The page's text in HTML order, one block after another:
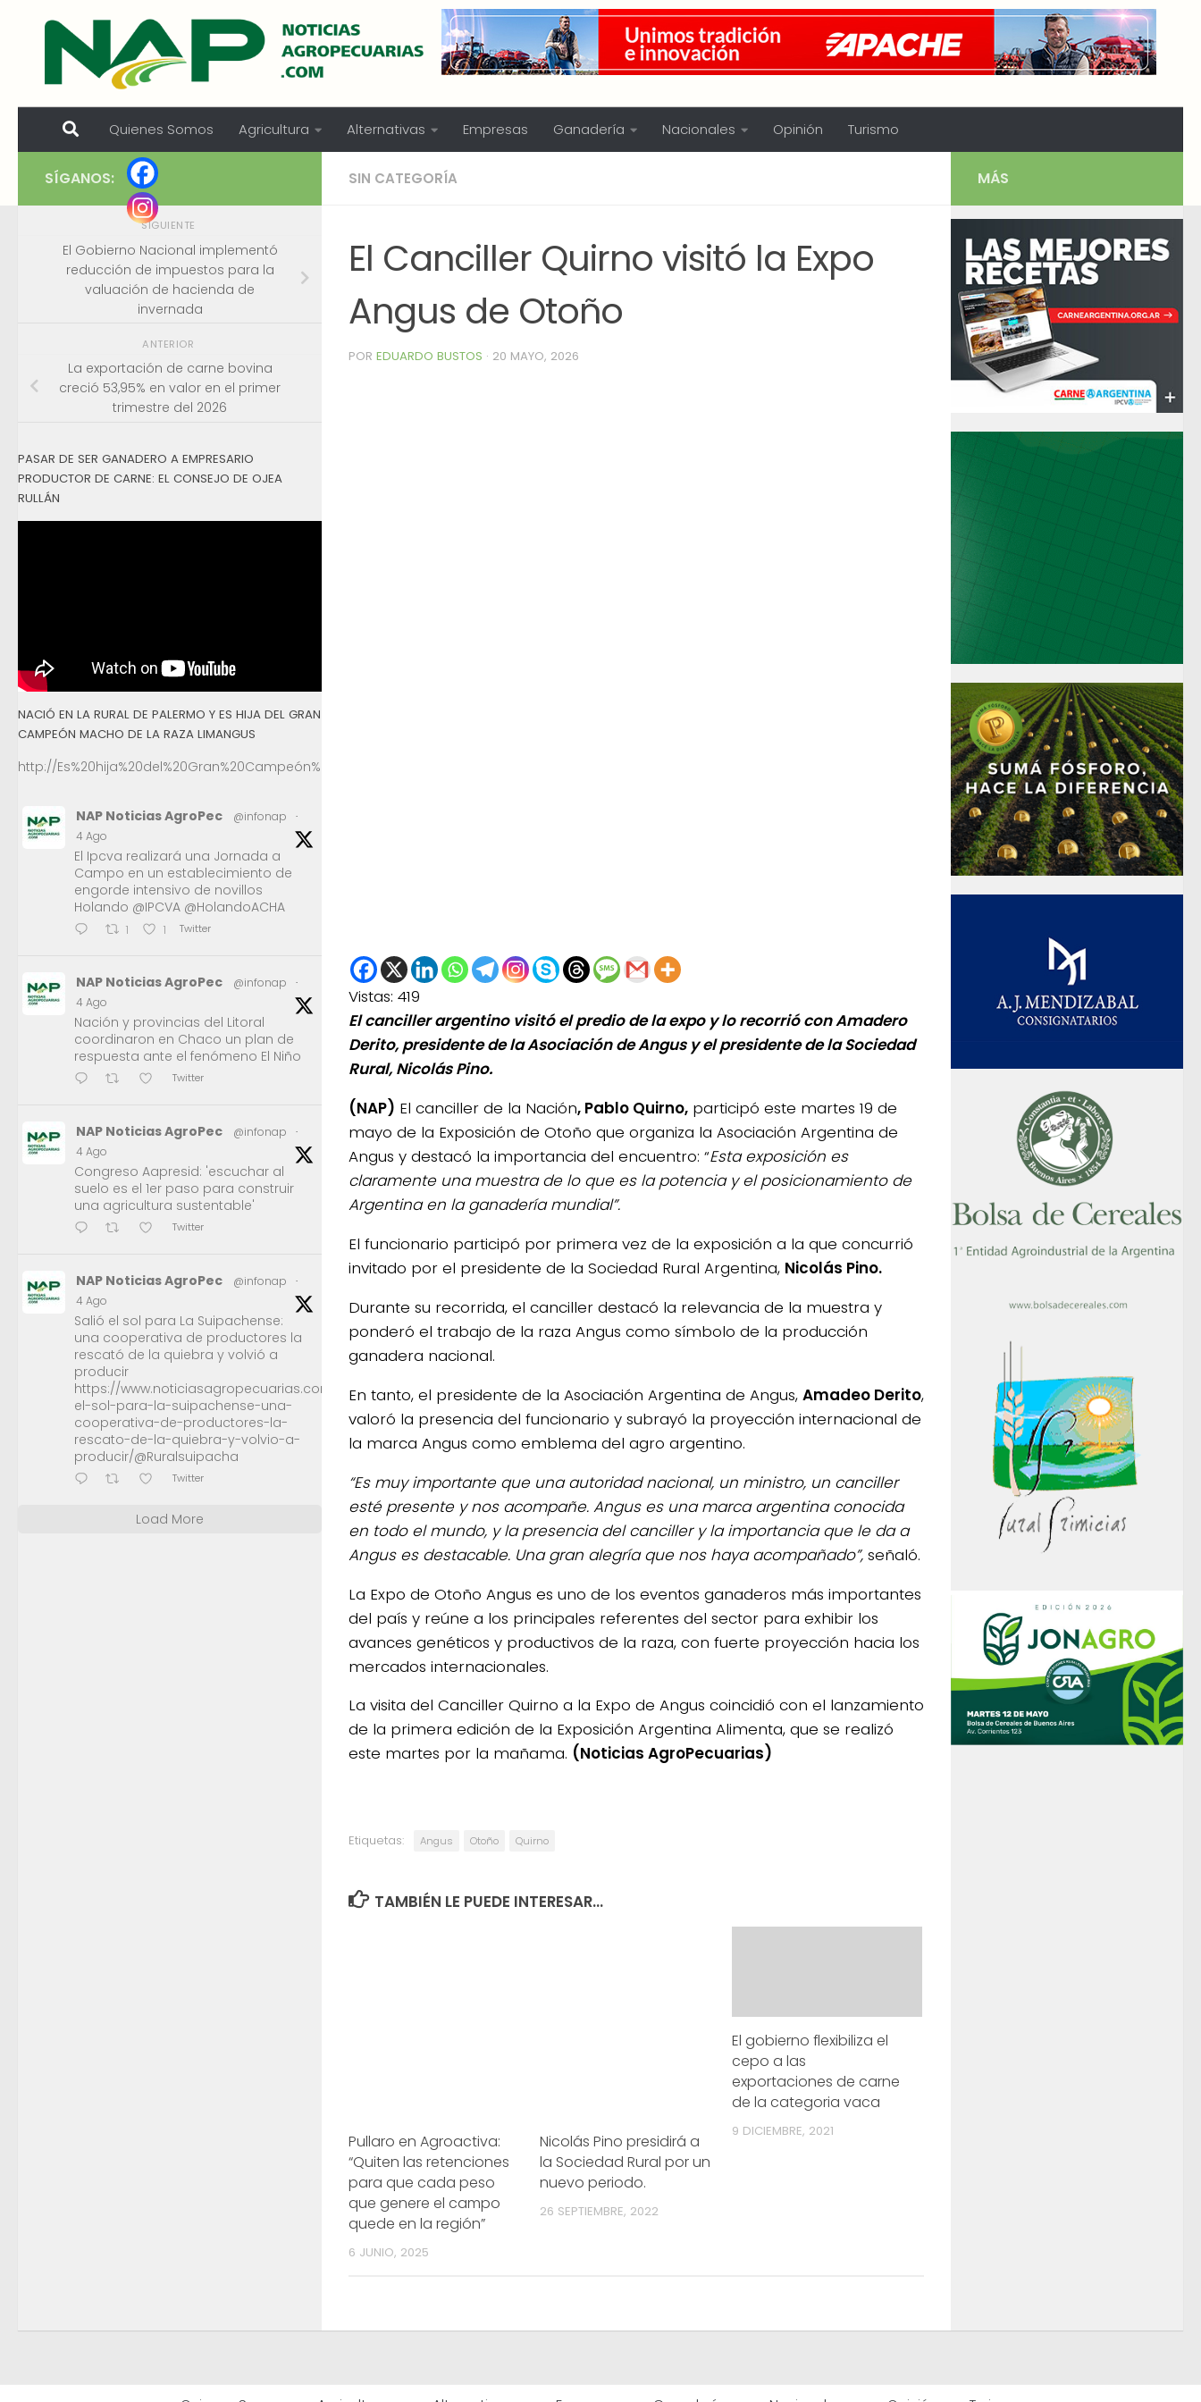
Skip to content
Quienes Somos Agricultura Alternativas Empresas Ganadería Nacionales Opinión Turismo
SIN CATEGORÍA
El Canciller Quirno visitó la Expo
Angus de Otoño
POR EDUARDO BUSTOS · 20 MAYO, 2026
Vistas: 419
El canciller argentino visitó el predio de la expo y lo recorrió con Amadero
Derito, presidente de la Asociación de Angus y el presidente de la Sociedad
Rural, Nicolás Pino.
(NAP) El canciller de la Nación, Pablo Quirno, participó este martes 19 de
mayo de la Exposición de Otoño que organiza la Asociación Argentina de
Angus y destacó la importancia del encuentro: “Esta exposición es
claramente una muestra de lo que es la potencia y el posicionamiento de
Argentina en la ganadería mundial”.
El funcionario participó por primera vez de la exposición a la que concurrió
invitado por el presidente de la Sociedad Rural Argentina, Nicolás Pino.
Durante su recorrida, el canciller destacó la relevancia de la muestra y
ponderó el trabajo de la raza Angus como símbolo de la producción
ganadera nacional.
En tanto, el presidente de la Asociación Argentina de Angus, Amadeo Derito,
valoró la presencia del funcionario y subrayó la proyección internacional de
la marca Angus como emblema del agro argentino.
“Es muy importante que una autoridad nacional, un ministro, un canciller
esté presente y nos acompañe. Angus es una marca argentina conocida
en todo el mundo, y la presencia del canciller y la importancia que le da a
Angus es destacable. Una gran alegría que nos haya acompañado”, señaló.
La Expo de Otoño Angus es uno de los eventos ganaderos más importantes
del país y reúne a los principales referentes del sector para exhibir los
avances genéticos y productivos de la raza, con fuerte proyección hacia los
mercados internacionales.
La visita del Canciller Quirno a la Expo de Angus coincidió con el lanzamiento
de la primera edición de la Exposición Argentina Alimenta, que se realizó
este martes por la mañama. (Noticias AgroPecuarias)
Etiquetas: Angus Otoño Quirno
TAMBIÉN LE PUEDE INTERESAR...
Pullaro en Agroactiva:
“Quiten las retenciones
para que cada peso
que genere el campo
quede en la región”
6 JUNIO, 2025
Nicolás Pino presidirá a
la Sociedad Rural por un
nuevo periodo.
26 SEPTIEMBRE, 2022
El gobierno flexibiliza el
cepo a las
exportaciones de carne
de la categoria vaca
9 DICIEMBRE, 2021
SÍGANOS:
SIGUIENTE
El Gobierno Nacional implementó
reducción de impuestos para la
valuación de hacienda de
invernada
ANTERIOR
La exportación de carne bovina
creció 53,95% en valor en el primer
trimestre del 2026
PASAR DE SER GANADERO A EMPRESARIO
PRODUCTOR DE CARNE: EL CONSEJO DE OJEA
RULLÁN
NACIÓ EN LA RURAL DE PALERMO Y ES HIJA DEL GRAN
CAMPEÓN MACHO DE LA RAZA LIMANGUS
http://Es%20hija%20del%20Gran%20Campeón%20Macho%20de%20la%20Raza%20Limangus,
NAP Noticias AgroPec @infonap
·
4 Ago
El Ipcva realizará una Jornada a
Campo en un establecimiento de
engorde intensivo de novillos
Holando @IPCVA @HolandoACHA
1 1 Twitter
NAP Noticias AgroPec @infonap
·
4 Ago
Nación y provincias del Litoral
coordinaron en Chaco un plan de
respuesta ante el fenómeno El Niño
Twitter
NAP Noticias AgroPec @infonap
·
4 Ago
Congreso Aapresid: 'escuchar al
suelo es el 1er paso para construir
una agricultura sustentable'
Twitter
NAP Noticias AgroPec @infonap
·
4 Ago
Salió el sol para La Suipachense:
una cooperativa de productores la
rescató de la quiebra y volvió a
producir
https://www.noticiasagropecuarias.com/2026/08/04/salio-
el-sol-para-la-suipachense-una-
cooperativa-de-productores-la-
rescato-de-la-quiebra-y-volvio-a-
producir/@Ruralsuipacha
Twitter
Load More
MÁS